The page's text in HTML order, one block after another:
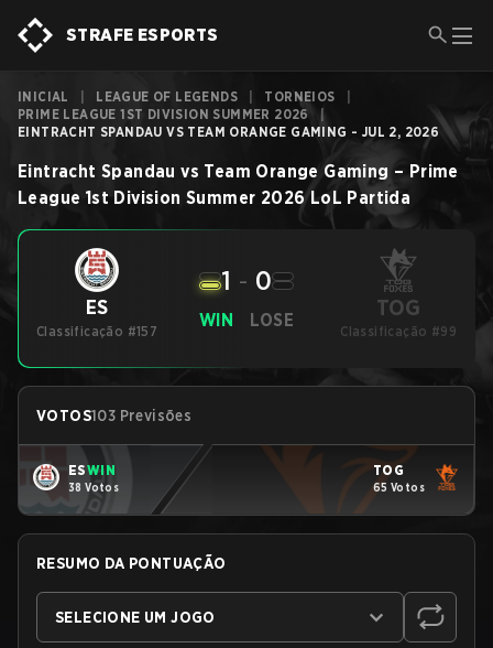
STRAFE ESPORTS
INICIAL LEAGUE OF LEGENDS TORNEIOS
PRIME LEAGUE 1ST DIVISION SUMMER 2026
|
EINTRACHT SPANDAU VS TEAM ORANGE GAMING - JUL 2, 2026
Eintracht Spandau vs Team Orange Gaming – Prime
League 1st Division Summer 2026 LoL Partida
ES
Classificação #157
WIN
1 - 0
LOSE TOG
Classificação #99
VOTOS103 Previsões
ESWIN
38 Votos
TOG
65 Votos
RESUMO DA PONTUAÇÃO
SELECIONE UM JOGO